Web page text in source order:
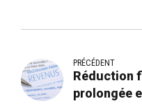
PRÉCÉDENT
Réduction
prolongée